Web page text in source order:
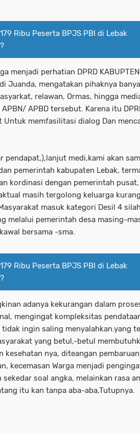
Ribu Peserta BPJS PBI di Lebak
menjadi perhatian DPRD
Juanda, mengatakan pihaknya
relawan, Ormas, hingga
APBD tersebut. Karena itu
Untuk memfasilitasi dialog Dan
pendapat,),lanjut medi,kami akan
pemerintah kabupaten Lebak,
kordinasi dengan pemerintah
masih tergolong keluarga
masuk kategori Desil 4
melalui pemerintah desa masing-
bersama -sma.
Ribu Peserta BPJS PBI di Lebak
adanya kekurangan dalam
mengingat kompleksitas
tidak ingin saling menyalahkan.yang
yang betul,-betul
kesehatan nya, diteangan
kecemasan Warga menjadi
soal angka, melainkan rasa
itu kan tanpa aba-aba,Tutupnya.